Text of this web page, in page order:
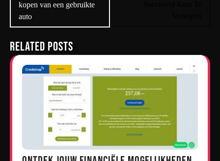
kopen van een gebruikte
auto
Related Posts